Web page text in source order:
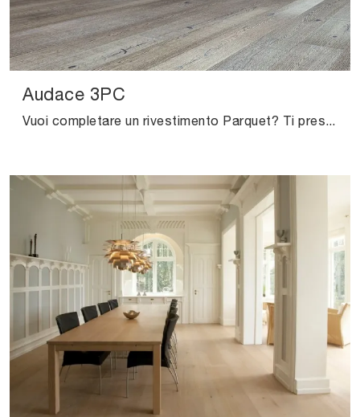
Audace 3PC
Vuoi completare un rivestimento Parquet? Ti presentiamo le soluzioni Audace 3PC del marchio Salis: scopri di più!